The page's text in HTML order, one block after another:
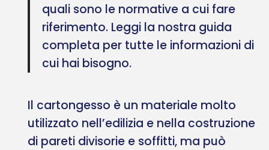
quali sono le normative a cui fare
riferimento. Leggi la nostra guida
completa per tutte le informazioni di
cui hai bisogno.
Il cartongesso è un materiale molto
utilizzato nell’edilizia e nella costruzione
di pareti divisorie e soffitti, ma può